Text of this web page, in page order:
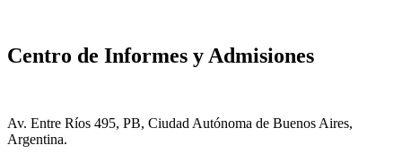
Centro de Informes y Admisiones
Av. Entre Ríos 495, PB, Ciudad Autónoma de Buenos Aires,
Argentina.